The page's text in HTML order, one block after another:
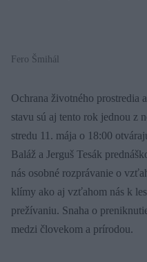
Fero Šmihál
Ochrana životného prostredia
stavu sú aj tento rok jednou z
stredu 11. mája o 18:00
Baláž a Jerguš Tesák
nás osobné rozprávanie o
klímy ako aj vzťahom nás k
prežívaniu. Snaha o
medzi človekom a prírodou.